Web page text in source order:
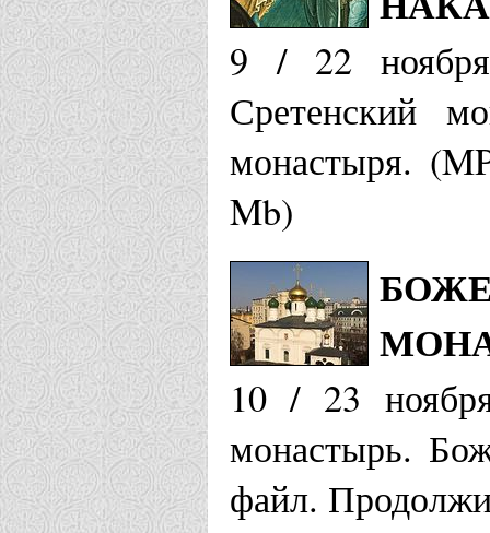
9 / 22
Сретенский
монастыря.
Mb)
10 / 23
монастырь.
файл.